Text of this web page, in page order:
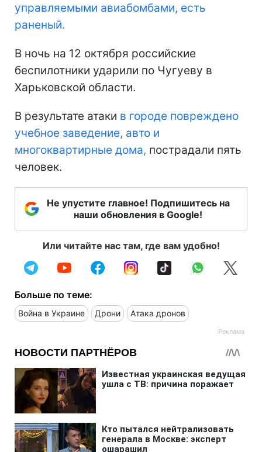
управляемыми авиабомбами, есть
раненый.
В ночь на 12 октября российские
беспилотники ударили по Чугуеву в
Харьковской области.
В результате атаки в городе повреждено
учебное заведение, авто и
многоквартирные дома, пострадали пять
человек.
Не упустите главное! Подпишитесь на
наши обновления в Google!
Или читайте нас там, где вам удобно!
Больше по теме:
Война в Украине Дрони Атака дронов